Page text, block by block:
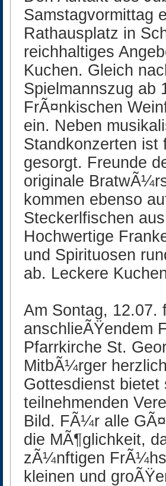
Samstagvormittag
Rathausplatz in
reichhaltiges
Kuchen. Gleich
Spielmannszug ab
FrÃ¤nkischen
ein. Neben
Standkonzerten
gesorgt. Freunde
originale
kommen ebenso
Steckerlfischen
Hochwertige
und Spirituosen
ab. Leckere
Am Sontag, 12.07.
anschlieÃŸendem
Pfarrkirche St.
MitbÃ¼rger
Gottesdienst
teilnehmenden
Bild. FÃ¼r alle
die MÃ¶glichkeit,
zÃ¼nftigen
kleinen und